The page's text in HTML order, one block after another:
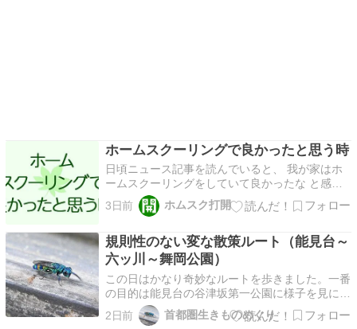
ホームスクーリングで良かったと思う時
日頃ニュース記事を読んでいると、 我が家はホ
ームスクーリングをしていて良かったな と感じ
ることが多いです。 なぜかというと、今時の小
学校や中学校は「とても過酷な場所だ」という印
[…]
3日前 ホムスク打開
規則性のない変な散策ルート（能見台～
六ッ川～舞岡公園）
この日はかなり奇妙なルートを歩きました。一番
の目的は能見台の谷津坂第一公園に様子を見に行
くことだったのですが、時間が余りましたので京
急線に乗って昔暮らしていた六ッ川を訪ね、その
2日前 首都圏生きものめぐり